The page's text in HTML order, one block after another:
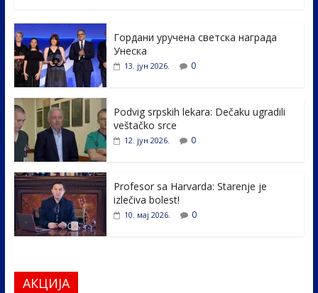
e
b
o
o
k
itt
er e
dI
e
Гордани уручена светска награда
Унеска
13. јун 2026. 0
Podvig srpskih lekara: Dečaku ugradili
veštačko srce
12. јун 2026. 0
Profesor sa Harvarda: Starenje je
izlečiva bolest!
10. мај 2026. 0
АКЦИЈА